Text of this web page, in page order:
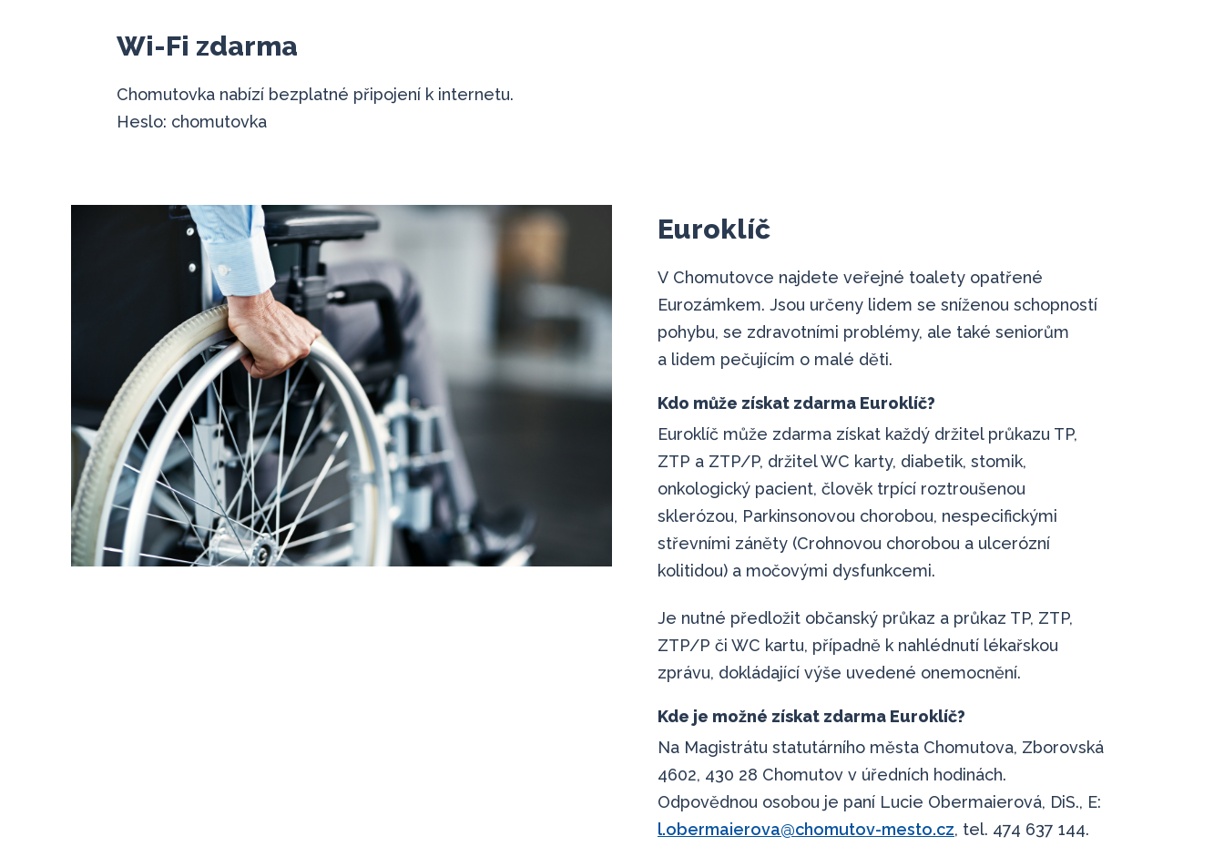
Wi-Fi zdarma
Chomutovka nabízí bezplatné připojení k internetu.
Heslo: chomutovka
Euroklíč
V Chomutovce najdete veřejné toalety opatřené
Eurozámkem. Jsou určeny lidem se sníženou schopností
pohybu, se zdravotními problémy, ale také seniorům
a lidem pečujícím o malé děti.
Kdo může získat zdarma Euroklíč?
Euroklíč může zdarma získat každý držitel průkazu TP,
ZTP a ZTP/P, držitel WC karty, diabetik, stomik,
onkologický pacient, člověk trpící roztroušenou
sklerózou, Parkinsonovou chorobou, nespecifickými
střevními záněty (Crohnovou chorobou a ulcerózní
kolitidou) a močovými dysfunkcemi.
Je nutné předložit občanský průkaz a průkaz TP, ZTP,
ZTP/P či WC kartu, případně k nahlédnutí lékařskou
zprávu, dokládající výše uvedené onemocnění.
Kde je možné získat zdarma Euroklíč?
Na Magistrátu statutárního města Chomutova, Zborovská
4602, 430 28 Chomutov v úředních hodinách.
Odpovědnou osobou je paní Lucie Obermaierová, DiS., E:
l.obermaierova@chomutov-mesto.cz, tel. 474 637 144.